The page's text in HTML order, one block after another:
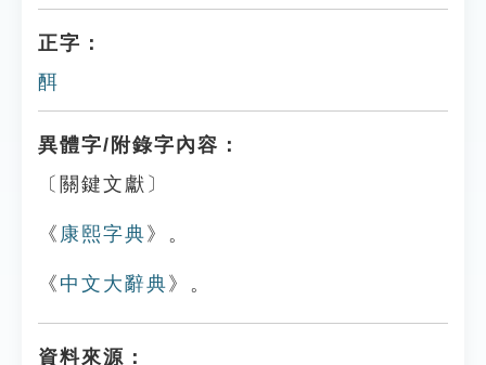
正字：
䣵
異體字/附錄字內容：
〔關鍵文獻〕
《 康熙字典 》。
《 中文大辭典 》。
資料來源：